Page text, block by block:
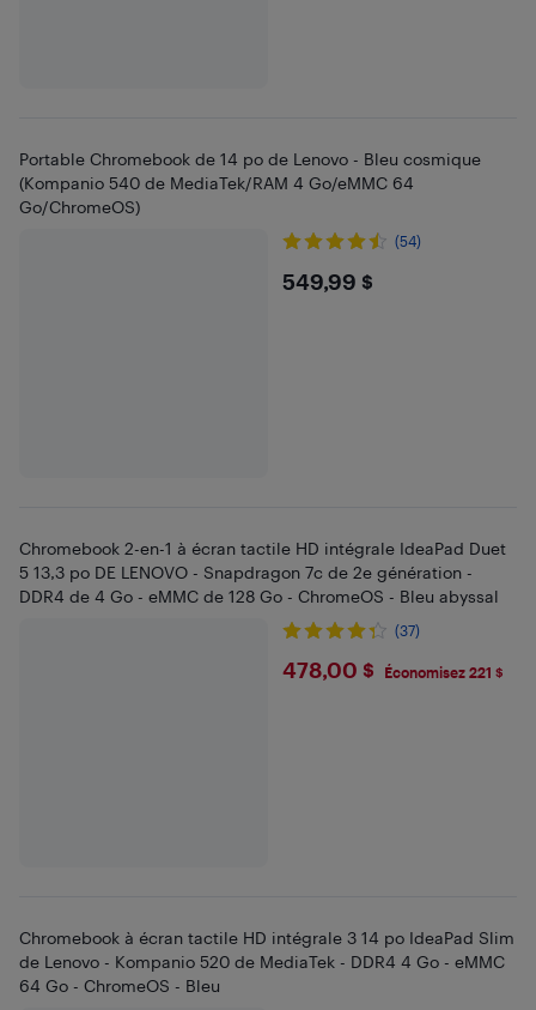
Portable Chromebook de 14 po de Lenovo - Bleu cosmique
(Kompanio 540 de MediaTek/RAM 4 Go/eMMC 64
Go/ChromeOS)
(54)
$549.99
549,99 $
Chromebook 2-en-1 à écran tactile HD intégrale IdeaPad Duet
5 13,3 po DE LENOVO - Snapdragon 7c de 2e génération -
DDR4 de 4 Go - eMMC de 128 Go - ChromeOS - Bleu abyssal
(37)
$478
478,00 $ Économisez 221 $
Chromebook à écran tactile HD intégrale 3 14 po IdeaPad Slim
de Lenovo - Kompanio 520 de MediaTek - DDR4 4 Go - eMMC
64 Go - ChromeOS - Bleu